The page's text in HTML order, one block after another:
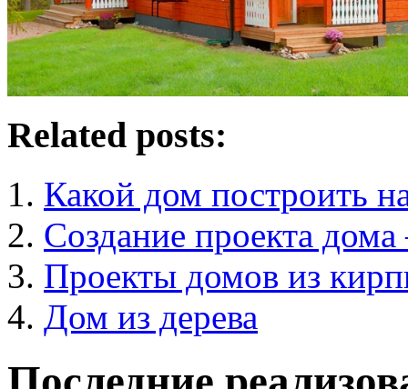
Related posts:
Какой дом построить
Создание проекта
Проекты домов из
Дом из дерева